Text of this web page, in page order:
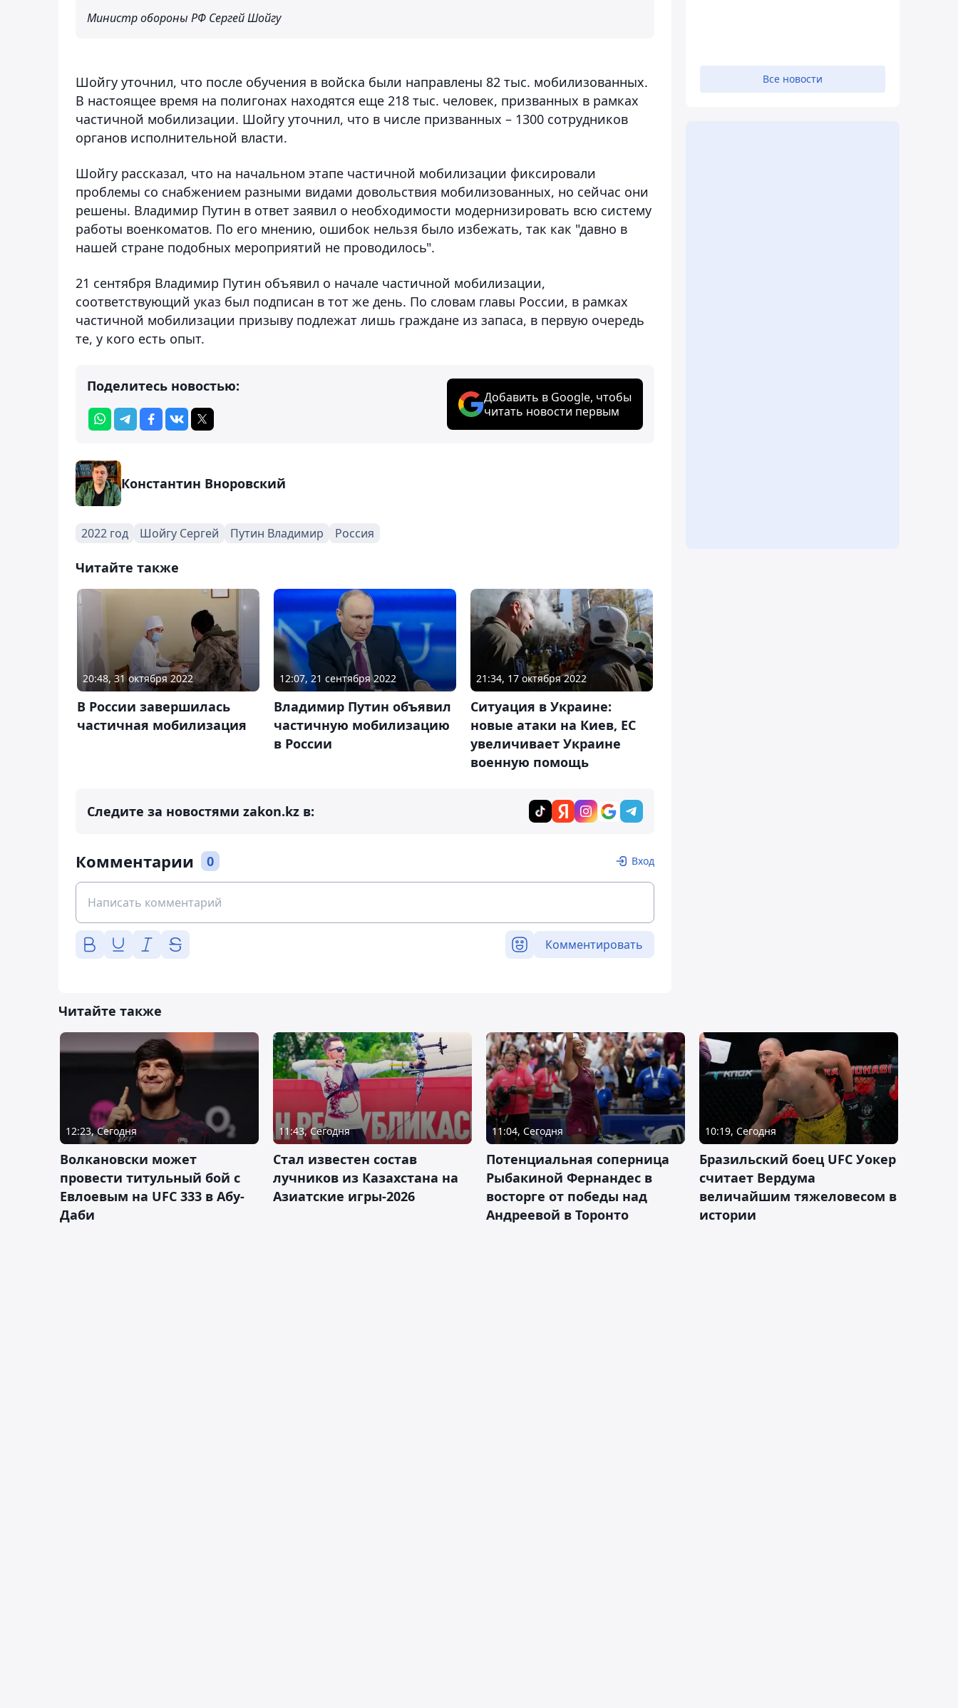
Министр обороны РФ Сергей Шойгу
Шойгу уточнил, что после обучения в войска были направлены 82 тыс. мобилизованных.
В настоящее время на полигонах находятся еще 218 тыс. человек, призванных в рамках
частичной мобилизации. Шойгу уточнил, что в числе призванных – 1300 сотрудников
органов исполнительной власти.
Шойгу рассказал, что на начальном этапе частичной мобилизации фиксировали
проблемы со снабжением разными видами довольствия мобилизованных, но сейчас они
решены. Владимир Путин в ответ заявил о необходимости модернизировать всю систему
работы военкоматов. По его мнению, ошибок нельзя было избежать, так как "давно в
нашей стране подобных мероприятий не проводилось".
21 сентября Владимир Путин объявил о начале частичной мобилизации,
соответствующий указ был подписан в тот же день. По словам главы России, в рамках
частичной мобилизации призыву подлежат лишь граждане из запаса, в первую очередь
те, у кого есть опыт.
Поделитесь новостью:
Добавить в Google, чтобы
читать новости первым
Константин Вноровский
2022 год Шойгу Сергей Путин Владимир Россия
Читайте также
20:48, 31 октября 2022
В России завершилась
частичная мобилизация
12:07, 21 сентября 2022
Владимир Путин объявил
частичную мобилизацию
в России
21:34, 17 октября 2022
Ситуация в Украине:
новые атаки на Киев, ЕС
увеличивает Украине
военную помощь
Следите за новостями zakon.kz в:
Комментарии 0 Вход
Комментировать
Все новости
Читайте также
12:23, Сегодня
Волкановски может
провести титульный бой с
Евлоевым на UFC 333 в Абу-
Даби
11:43, Сегодня
Стал известен состав
лучников из Казахстана на
Азиатские игры-2026
11:04, Сегодня
Потенциальная соперница
Рыбакиной Фернандес в
восторге от победы над
Андреевой в Торонто
10:19, Сегодня
Бразильский боец UFC Уокер
считает Вердума
величайшим тяжеловесом в
истории